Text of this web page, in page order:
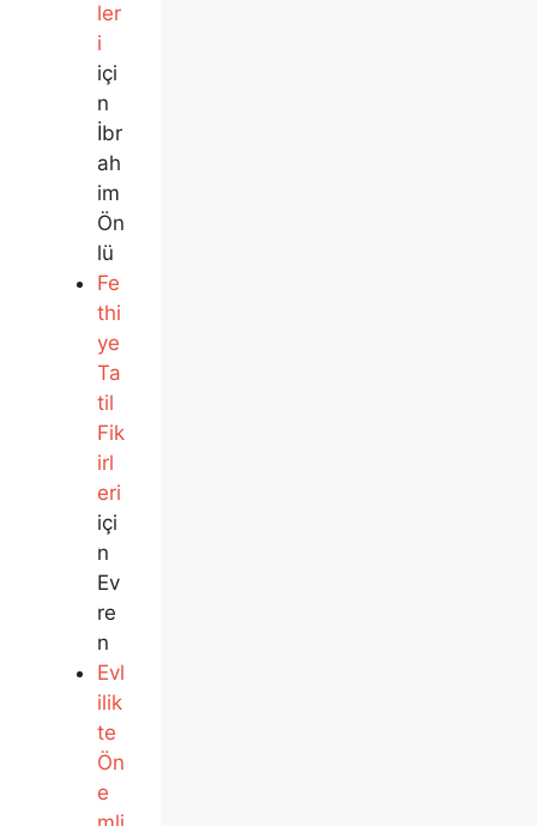
ler
i
içi
n
İbr
ah
im
Ön
lü
Fe
thi
ye
Ta
til
Fik
irl
eri
içi
n
Ev
re
n
Evl
ilik
te
Ön
e